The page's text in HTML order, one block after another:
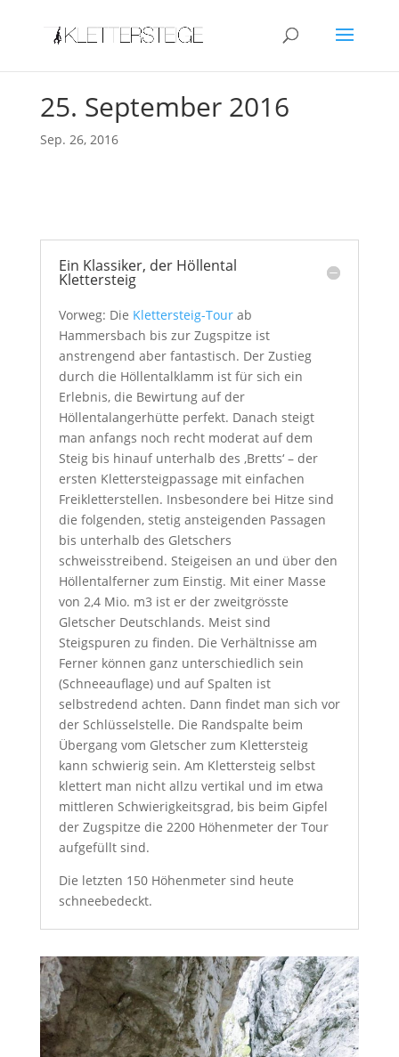
25. September 2016
Sep. 26, 2016
Ein Klassiker, der Höllental
Klettersteig
Vorweg: Die Klettersteig-Tourab
Hammersbach bis zur Zugspitze ist
anstrengend aber fantastisch. Der Zustieg
durch die Höllentalklamm ist für sich ein
Erlebnis, die Bewirtung auf der
Höllentalangerhütte perfekt. Danach steigt
man anfangs noch recht moderat auf dem
Steig bis hinauf unterhalb des ‚Bretts‘ – der
ersten Klettersteigpassage mit einfachen
Freikletterstellen. Insbesondere bei Hitze sind
die folgenden, stetig ansteigenden Passagen
bis unterhalb des Gletschers
schweisstreibend. Steigeisen an und über den
Höllentalferner zum Einstig. Mit einer Masse
von 2,4 Mio. m3 ist er der zweitgrösste
Gletscher Deutschlands. Meist sind
Steigspuren zu finden. Die Verhältnisse am
Ferner können ganz unterschiedlich sein
(Schneeauflage) und auf Spalten ist
selbstredend achten. Dann findet man sich vor
der Schlüsselstelle. Die Randspalte beim
Übergang vom Gletscher zum Klettersteig
kann schwierig sein. Am Klettersteig selbst
klettert man nicht allzu vertikal und im etwa
mittleren Schwierigkeitsgrad, bis beim Gipfel
der Zugspitze die 2200 Höhenmeter der Tour
aufgefüllt sind.
Die letzten 150 Höhenmeter sind heute
schneebedeckt.